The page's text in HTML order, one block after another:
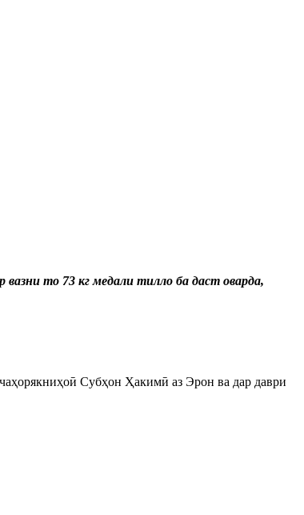
то 73 кг медали тилло ба даст оварда,
Субҳон Ҳакимӣ аз Эрон ва дар даври